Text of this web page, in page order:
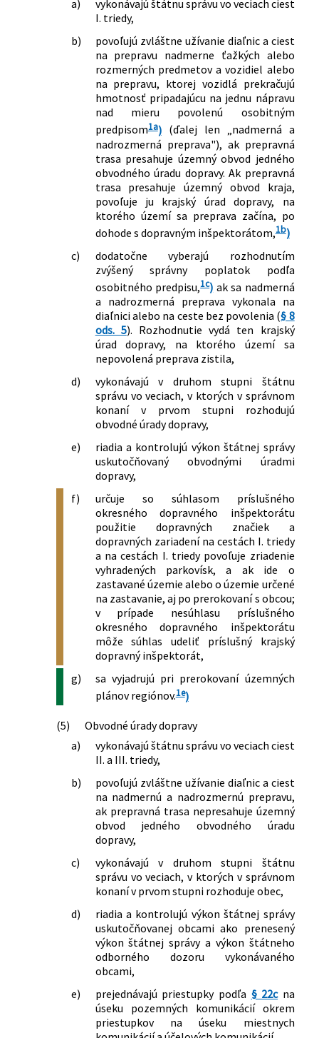
za užívanie vymedzených úsekov diaľnic
a rýchlostných ciest pre motorové
vozidlá a jazdné súpravy
358/2012 Z. z.
Vyhláška Ministerstva dopravy,
výstavby a regionálneho rozvoja
Slovenskej republiky, ktorou sa mení
vyhláška Ministerstva dopravy,
výstavby a regionálneho rozvoja
Slovenskej republiky č. 410/2011 Z. z.,
ktorou sa ustanovuje spôsob označenia
úsekov diaľnic a rýchlostných ciest,
ktorých užívanie podlieha úhrade, vzor
nálepky a spôsob jej umiestnenia na
motorovom vozidle
411/2013 Z. z.
Vyhláška Ministerstva dopravy,
výstavby a regionálneho rozvoja
Slovenskej republiky, ktorou sa mení a
dopĺňa vyhláška Ministerstva dopravy,
výstavby a regionálneho rozvoja
Slovenskej republiky č. 410/2011 Z. z.,
ktorou sa ustanovuje spôsob označenia
úsekov diaľnic a rýchlostných ciest,
ktorých užívanie podlieha úhrade, vzor
nálepky a spôsob jej umiestnenia na
motorovom vozidle v znení vyhlášky č.
358/2012 Z. z.
478/2013 Z. z.
Vyhláška Ministerstva dopravy,
výstavby a regionálneho rozvoja
Slovenskej republiky, ktorou sa mení
vyhláška Ministerstva dopravy,
Slovenskej republiky č. 410/2011 Z. z.,
ktorou sa ustanovuje spôsob označenia
úsekov diaľnic a rýchlostných ciest,
ktorých užívanie podlieha úhrade, vzor
nálepky a spôsob jej umiestnenia na
motorovom vozidle v znení neskorších
predpisov
stavebnej legislatívy
Zákon, ktorým sa mení a dopĺňa zákon
č. 135/1961 Zb. o pozemných
komunikáciách (cestný zákon) v znení
neskorších predpisov
26/2025 Z. z.
Zákon o zmene a doplnení niektorých
zákonov v súvislosti so zmenami
vyvolanými Stavebným zákonom
131/2026 Z. z.
Zákon, ktorým sa mení a dopĺňa zákon
č. 8/2009 Z. z. o cestnej premávke a o
zmene a doplnení niektorých zákonov
v znení neskorších predpisov a ktorým
sa menia a dopĺňajú niektoré zákony
a)
vykonávajú štátnu správu vo veciach ciest
I. triedy,
b)
povoľujú zvláštne užívanie diaľnic a ciest
na prepravu nadmerne ťažkých alebo
rozmerných predmetov a vozidiel alebo
na prepravu, ktorej vozidlá prekračujú
hmotnosť pripadajúcu na jednu nápravu
nad mieru povolenú osobitným
predpisom1a)(ďalej len „nadmerná a
nadrozmerná preprava"), ak prepravná
trasa presahuje územný obvod jedného
obvodného úradu dopravy. Ak prepravná
trasa presahuje územný obvod kraja,
povoľuje ju krajský úrad dopravy, na
ktorého území sa preprava začína, po
dohode s dopravným inšpektorátom,1b)
c)
dodatočne vyberajú rozhodnutím
zvýšený správny poplatok podľa
osobitného predpisu,1c) ak sa nadmerná
a nadrozmerná preprava vykonala na
diaľnici alebo na ceste bez povolenia (§ 8
ods. 5). Rozhodnutie vydá ten krajský
úrad dopravy, na ktorého území sa
nepovolená preprava zistila,
d)
vykonávajú v druhom stupni štátnu
správu vo veciach, v ktorých v správnom
konaní v prvom stupni rozhodujú
obvodné úrady dopravy,
e)
riadia a kontrolujú výkon štátnej správy
uskutočňovaný obvodnými úradmi
dopravy,
f)
určuje so súhlasom príslušného
okresného dopravného inšpektorátu
použitie dopravných značiek a
dopravných zariadení na cestách I. triedy
a na cestách I. triedy povoľuje zriadenie
vyhradených parkovísk, a ak ide o
zastavané územie alebo o územie určené
na zastavanie, aj po prerokovaní s obcou;
v prípade nesúhlasu príslušného
okresného dopravného inšpektorátu
môže súhlas udeliť príslušný krajský
dopravný inšpektorát,
g)
sa vyjadrujú pri prerokovaní územných
plánov regiónov.1e)
(5)
Obvodné úrady dopravy
a)
vykonávajú štátnu správu vo veciach ciest
II. a III. triedy,
b)
povoľujú zvláštne užívanie diaľnic a ciest
na nadmernú a nadrozmernú prepravu,
ak prepravná trasa nepresahuje územný
obvod jedného obvodného úradu
dopravy,
c)
vykonávajú v druhom stupni štátnu
správu vo veciach, v ktorých v správnom
konaní v prvom stupni rozhoduje obec,
d)
riadia a kontrolujú výkon štátnej správy
uskutočňovanej obcami ako prenesený
výkon štátnej správy a výkon štátneho
odborného dozoru vykonávaného
obcami,
e)
prejednávajú priestupky podľa § 22cna
úseku pozemných komunikácií okrem
priestupkov na úseku miestnych